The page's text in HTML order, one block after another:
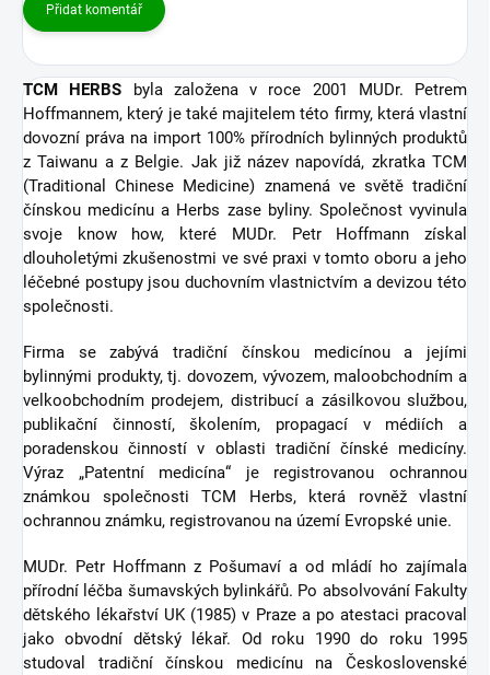
Přidat komentář
TCM HERBS byla založena v roce 2001 MUDr. Petrem
Hoffmannem, který je také majitelem této firmy, která vlastní
dovozní práva na import 100% přírodních bylinných produktů
z Taiwanu a z Belgie. Jak již název napovídá, zkratka TCM
(Traditional Chinese Medicine) znamená ve světě tradiční
čínskou medicínu a Herbs zase byliny. Společnost vyvinula
svoje know how, které MUDr. Petr Hoffmann získal
dlouholetými zkušenostmi ve své praxi v tomto oboru a jeho
léčebné postupy jsou duchovním vlastnictvím a devizou této
společnosti.
Firma se zabývá tradiční čínskou medicínou a jejími
bylinnými produkty, tj. dovozem, vývozem, maloobchodním a
velkoobchodním prodejem, distribucí a zásilkovou službou,
publikační činností, školením, propagací v médiích a
poradenskou činností v oblasti tradiční čínské medicíny.
Výraz „Patentní medicína“ je registrovanou ochrannou
známkou společnosti TCM Herbs, která rovněž vlastní
ochrannou známku, registrovanou na území Evropské unie.
MUDr. Petr Hoffmann z Pošumaví a od mládí ho zajímala
přírodní léčba šumavských bylinkářů. Po absolvování Fakulty
dětského lékařství UK (1985) v Praze a po atestaci pracoval
jako obvodní dětský lékař. Od roku 1990 do roku 1995
studoval tradiční čínskou medicínu na Československé